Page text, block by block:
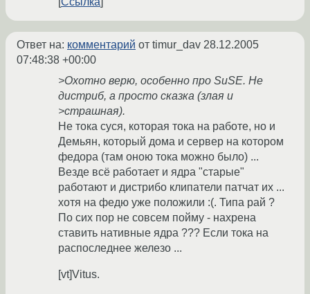
Ответ на: комментарий от timur_dav 28.12.2005
07:48:38 +00:00
>Охотно верю, особенно про SuSE. Не
дистриб, а просто сказка (злая и
>страшная).
Не тока суся, которая тока на работе, но и
Демьян, который дома и сервер на котором
федора (там оною тока можно было) ...
Везде всё работает и ядра "старые"
работают и дистрибо клипатели патчат их ...
хотя на федю уже положили :(. Типа рай ?
По сих пор не совсем пойму - нахрена
ставить нативные ядра ??? Если тока на
распоследнее железо ...
[vt]Vitus.